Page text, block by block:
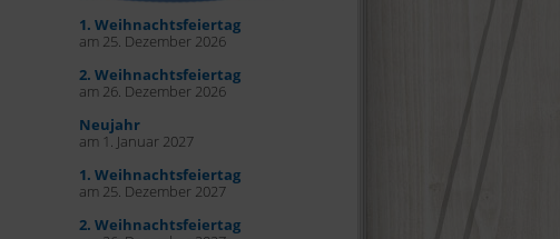
1. Weihnachtsfeiertag
am 25. Dezember 2026
2. Weihnachtsfeiertag
am 26. Dezember 2026
Neujahr
am 1. Januar 2027
1. Weihnachtsfeiertag
am 25. Dezember 2027
2. Weihnachtsfeiertag